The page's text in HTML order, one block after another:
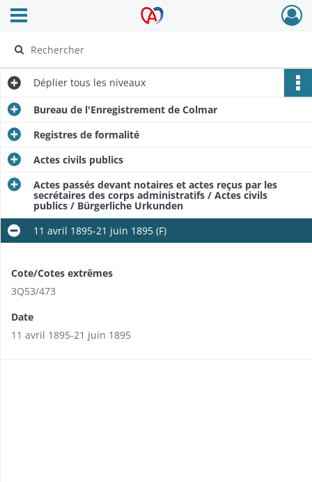
Archives Alsace - Colmar
Ouvrir le menu déroulant
Déplier tous les niveaux
Bureau de l'Enregistrement de Colmar
Registres de formalité
Actes civils publics
Actes passés devant notaires et actes reçus par les
secrétaires des corps administratifs / Actes civils
publics / Bürgerliche Urkunden
11 avril 1895-21 juin 1895 (F)
Cote/Cotes extrêmes
3Q53/473
Date
11 avril 1895-21 juin 1895